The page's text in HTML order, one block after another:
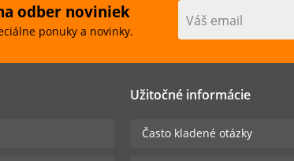
odber noviniek
ponuky a novinky.
Váš email
Užitočné informácie
Často kladené otázky